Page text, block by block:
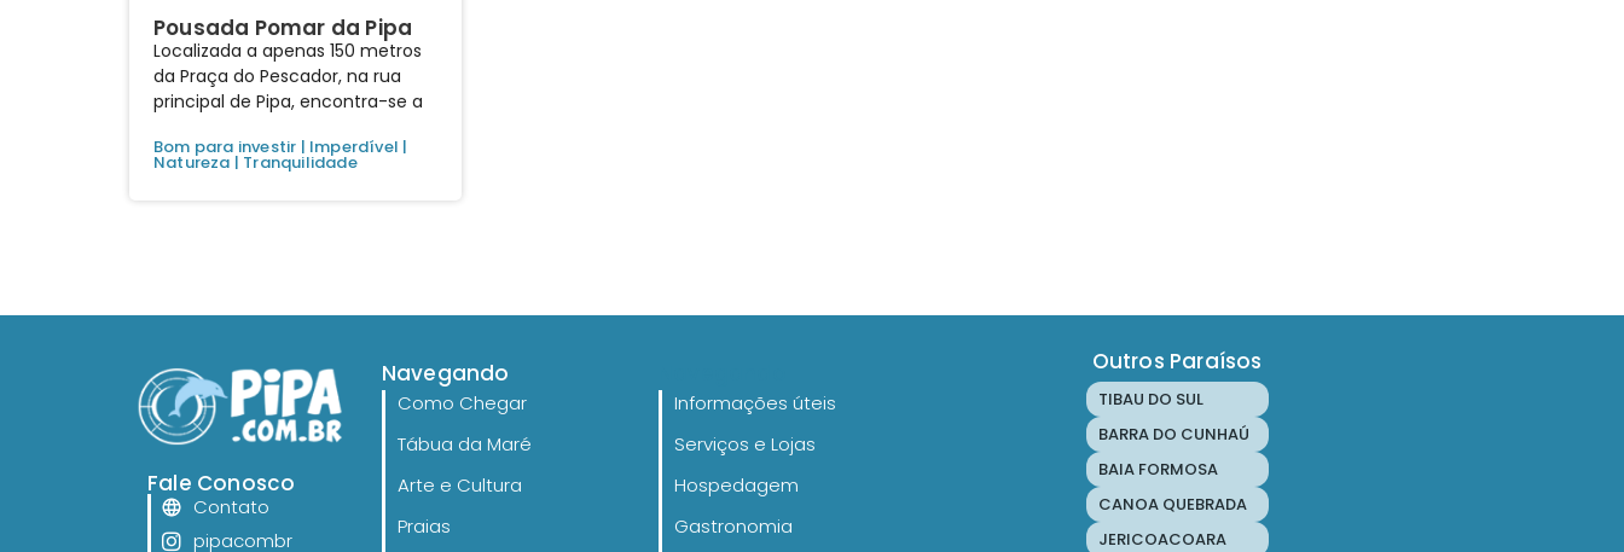
Pousada Pomar da Pipa
Localizada a apenas 150 metros
da Praça do Pescador, na rua
principal de Pipa, encontra-se a
Bom para investir | Imperdível |
Natureza | Tranquilidade
Fale Conosco
Contato
pipacombr
Navegando
Como Chegar
Tábua da Maré
Arte e Cultura
Praias
Informações úteis
Serviços e Lojas
Hospedagem
Gastronomia
Outros Paraísos
TIBAU DO SUL
BARRA DO CUNHAÚ
BAIA FORMOSA
CANOA QUEBRADA
JERICOACOARA